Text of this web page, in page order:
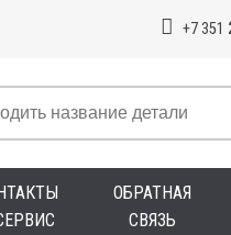
+7 351
ОБРАТНАЯ
СВЯЗЬ